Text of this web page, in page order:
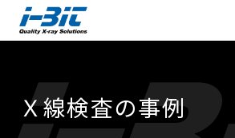
Ｘ線検査の事例